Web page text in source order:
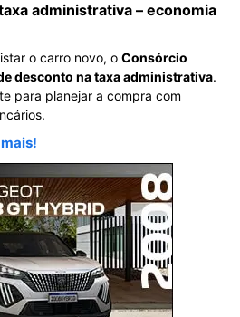
administrativa – economia
o carro novo, o Consórcio
desconto na taxa administrativa.
para planejar a compra com